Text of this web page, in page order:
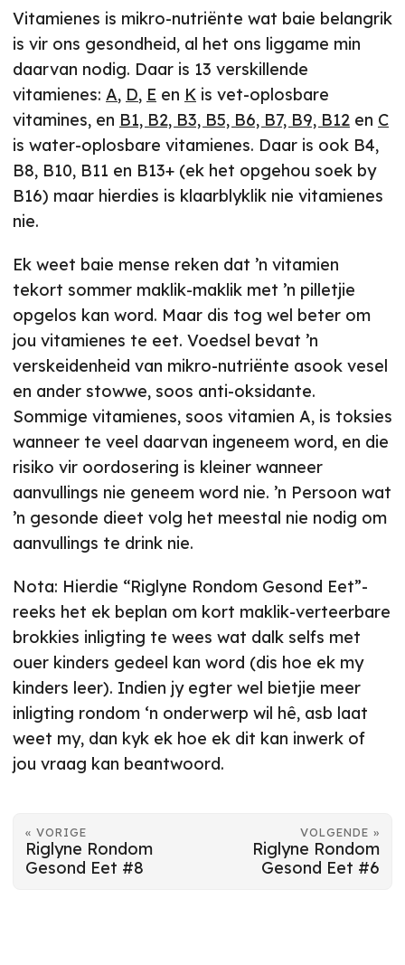
Vitamienes is mikro-nutriënte wat baie belangrik
is vir ons gesondheid, al het ons liggame min
daarvan nodig. Daar is 13 verskillende
vitamienes: A, D, E en K is vet-oplosbare
vitamines, en B1, B2, B3, B5, B6, B7, B9, B12 en C
is water-oplosbare vitamienes. Daar is ook B4,
B8, B10, B11 en B13+ (ek het opgehou soek by
B16) maar hierdies is klaarblyklik nie vitamienes
nie.
Ek weet baie mense reken dat ’n vitamien
tekort sommer maklik-maklik met ’n pilletjie
opgelos kan word. Maar dis tog wel beter om
jou vitamienes te eet. Voedsel bevat ’n
verskeidenheid van mikro-nutriënte asook vesel
en ander stowwe, soos anti-oksidante.
Sommige vitamienes, soos vitamien A, is toksies
wanneer te veel daarvan ingeneem word, en die
risiko vir oordosering is kleiner wanneer
aanvullings nie geneem word nie. ’n Persoon wat
’n gesonde dieet volg het meestal nie nodig om
aanvullings te drink nie.
Nota: Hierdie “Riglyne Rondom Gesond Eet”-
reeks het ek beplan om kort maklik-verteerbare
brokkies inligting te wees wat dalk selfs met
ouer kinders gedeel kan word (dis hoe ek my
kinders leer). Indien jy egter wel bietjie meer
inligting rondom ‘n onderwerp wil hê, asb laat
weet my, dan kyk ek hoe ek dit kan inwerk of
jou vraag kan beantwoord.
« VORIGE
Riglyne Rondom
Gesond Eet #8
VOLGENDE »
Riglyne Rondom
Gesond Eet #6